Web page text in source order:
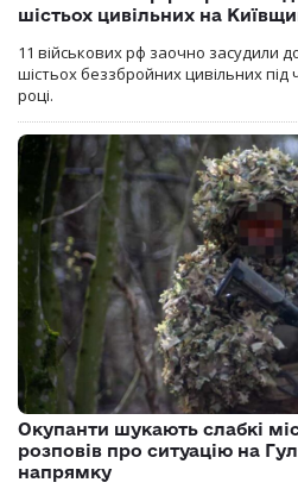
шістьох цивільних на
11 військових рф заочно засудили
шістьох беззбройних цивільних під
році.
Окупанти шукають слабкі
розповів про ситуацію на
напрямку